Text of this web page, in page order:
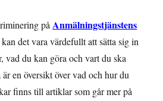
på Anmälningstjänstens
kan det vara värdefullt att sätta sig in
vad du kan göra och vart du ska
en översikt över vad och hur du
finns till artiklar som går mer på